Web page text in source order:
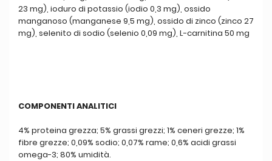
23 mg), ioduro di potassio (iodio 0,3 mg), ossido
manganoso (manganese 9,5 mg), ossido di zinco (zinco 27
mg), selenito di sodio (selenio 0,09 mg), L-carnitina 50 mg
COMPONENTI ANALITICI
4% proteina grezza; 5% grassi grezzi; 1% ceneri grezze; 1%
fibre grezze; 0,09% sodio; 0,07% rame; 0,6% acidi grassi
omega-3; 80% umidità.